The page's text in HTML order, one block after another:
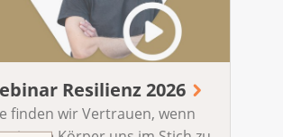
Resilienz 2026
finden wir Vertrauen, wenn